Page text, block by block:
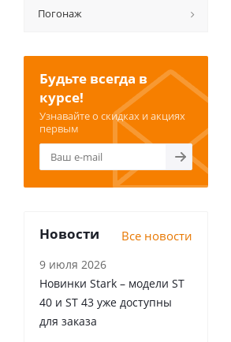
Погонаж
Будьте всегда в
курсе!
Узнавайте о скидках и акциях
первым
Новости Все новости
9 июля 2026
Новинки Stark – модели ST
40 и ST 43 уже доступны
для заказа